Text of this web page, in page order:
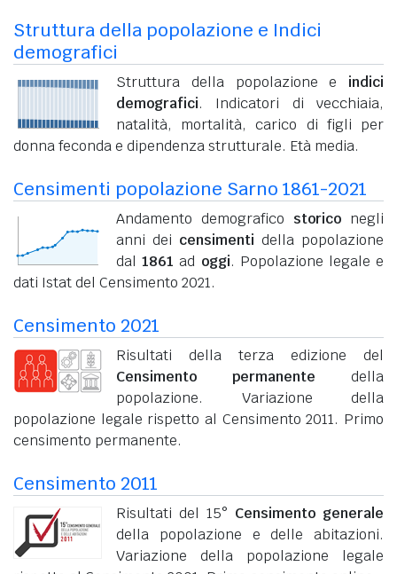
Struttura della popolazione e Indici
demografici
Struttura della popolazione e indici
demografici. Indicatori di vecchiaia,
natalità, mortalità, carico di figli per
donna feconda e dipendenza strutturale. Età media.
Censimenti popolazione Sarno 1861-2021
Andamento demografico storico negli
anni dei censimenti della popolazione
dal1861 ad oggi. Popolazione legale e
dati Istat del Censimento 2021.
Censimento 2021
Risultati della terza edizione del
Censimento permanente della
popolazione. Variazione della
popolazione legale rispetto al Censimento 2011. Primo
censimento permanente.
Censimento 2011
Risultati del 15° Censimento generale
della popolazione e delle abitazioni.
Variazione della popolazione legale